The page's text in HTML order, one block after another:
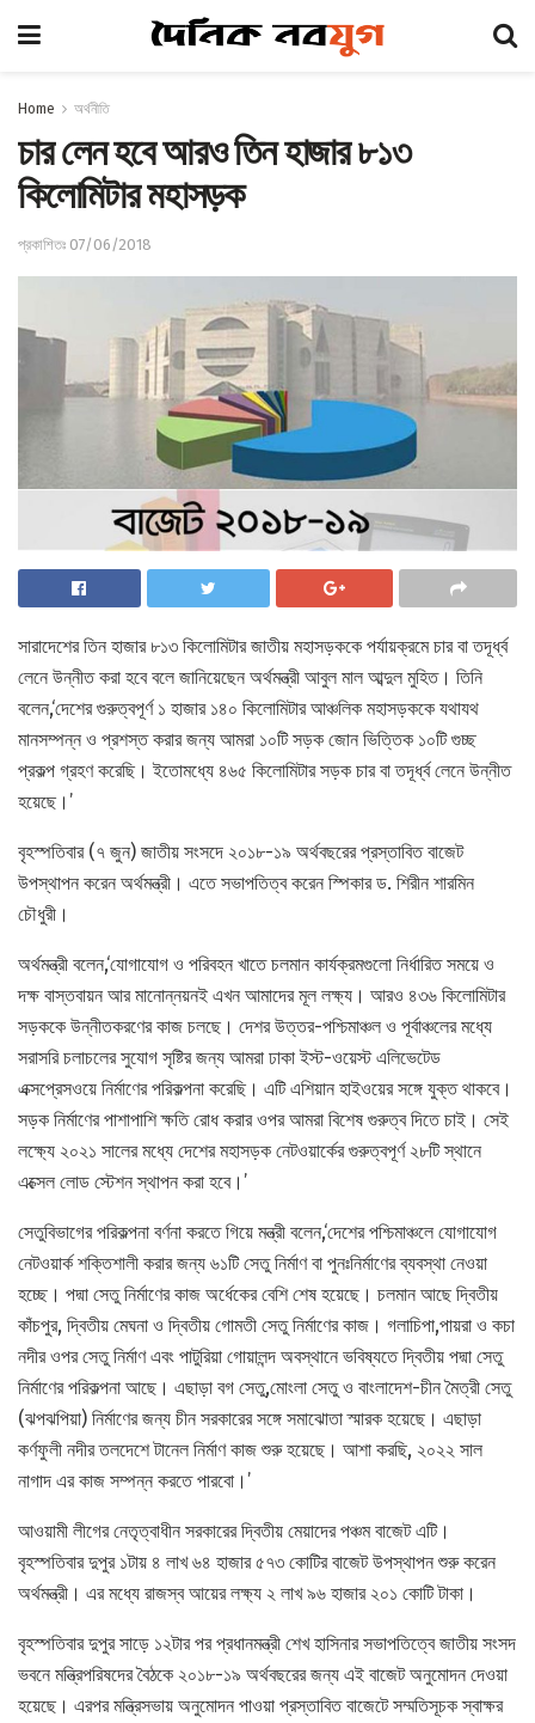
Home অর্থনীতি
চার লেন হবে আরও তিন হাজার ৮১৩
কিলোমিটার মহাসড়ক
প্রকাশিতঃ 07/06/2018
সারাদেশের তিন হাজার ৮১৩ কিলোমিটার জাতীয় মহাসড়ককে পর্যায়ক্রমে চার বা তদূর্ধ্ব
লেনে উন্নীত করা হবে বলে জানিয়েছেন অর্থমন্ত্রী আবুল মাল আব্দুল মুহিত। তিনি
বলেন,‘দেশের ‍গুরুত্বপূর্ণ ১ হাজার ১৪০ কিলোমিটার আঞ্চলিক মহাসড়ককে যথাযথ
মানসম্পন্ন ও প্রশস্ত করার জন্য আমরা ১০টি সড়ক জোন ভিত্তিক ১০টি গুচ্ছ
প্রকল্প গ্রহণ করেছি। ইতোমধ্যে ৪৬৫ কিলোমিটার সড়ক চার বা তদূর্ধ্ব লেনে উন্নীত
হয়েছে।’
বৃহস্পতিবার (৭ জুন) জাতীয় সংসদে ২০১৮-১৯ অর্থবছরের প্রস্তাবিত বাজেট
উপস্থাপন করেন অর্থমন্ত্রী। এতে সভাপতিত্ব করেন স্পিকার ড. শিরীন শারমিন
চৌধুরী।
অর্থমন্ত্রী বলেন,‘যোগাযোগ ও পরিবহন খাতে চলমান কার্যক্রমগুলো নির্ধারিত সময়ে ও
দক্ষ বাস্তবায়ন আর মানোন্নয়নই এখন আমাদের মূল লক্ষ্য। আরও ৪৩৬ কিলোমিটার
সড়ককে উন্নীতকরণের কাজ চলছে। দেশর উত্তর-পশ্চিমাঞ্চল ও পূর্বাঞ্চলের মধ্যে
সরাসরি চলাচলের সুযোগ সৃষ্টির জন্য আমরা ঢাকা ইস্ট-ওয়েস্ট এলিভেটেড
এক্সপ্রেসওয়ে নির্মাণের পরিকল্পনা করেছি। এটি এশিয়ান হাইওয়ের সঙ্গে যুক্ত থাকবে।
সড়ক নির্মাণের পাশাপাশি ক্ষতি রোধ করার ওপর আমরা বিশেষ গুরুত্ব দিতে চাই। সেই
লক্ষ্যে ২০২১ সালের মধ্যে দেশের মহাসড়ক নেটওয়ার্কের গুরুত্বপূর্ণ ২৮টি স্থানে
এক্সেল লোড স্টেশন স্থাপন করা হবে।’
সেতুবিভাগের পরিকল্পনা বর্ণনা করতে গিয়ে মন্ত্রী বলেন,‘দেশের পশ্চিমাঞ্চলে যোগাযোগ
নেটওয়ার্ক শক্তিশালী করার জন্য ৬১টি সেতু নির্মাণ বা পুনঃনির্মাণের ব্যবস্থা নেওয়া
হচ্ছে। পদ্মা সেতু নির্মাণের কাজ অর্ধেকের বেশি শেষ হয়েছে। চলমান আছে দ্বিতীয়
কাঁচপুর, দ্বিতীয় মেঘনা ও দ্বিতীয় গোমতী সেতু নির্মাণের কাজ। গলাচিপা,পায়রা ও কচা
নদীর ওপর সেতু নির্মাণ এবং পাটুরিয়া গোয়ালন্দ অবস্থানে ভবিষ্যতে দ্বিতীয় পদ্মা সেতু
নির্মাণের পরিকল্পনা আছে। এছাড়া বগ সেতু,মোংলা সেতু ও বাংলাদেশ-চীন মৈত্রী সেতু
(ঝপঝপিয়া) নির্মাণের জন্য চীন সরকারের সঙ্গে সমাঝোতা স্মারক হয়েছে। এছাড়া
কর্ণফুলী নদীর তলদেশে টানেল নির্মাণ কাজ শুরু হয়েছে। আশা করছি, ২০২২ সাল
নাগাদ এর কাজ সম্পন্ন করতে পারবো।’
আওয়ামী লীগের নেতৃত্বাধীন সরকারের দ্বিতীয় মেয়াদের পঞ্চম বাজেট এটি।
বৃহস্পতিবার দুপুর ১টায় ৪ লাখ ৬৪ হাজার ৫৭৩ কোটির বাজেট উপস্থাপন শুরু করেন
অর্থমন্ত্রী। এর মধ্যে রাজস্ব আয়ের লক্ষ্য ২ লাখ ৯৬ হাজার ২০১ কোটি টাকা।
বৃহস্পতিবার দুপুর সাড়ে ১২টার পর প্রধানমন্ত্রী শেখ হাসিনার সভাপতিত্বে জাতীয় সংসদ
ভবনে মন্ত্রিপরিষদের বৈঠকে ২০১৮-১৯ অর্থবছরের জন্য এই বাজেট অনুমোদন দেওয়া
হয়েছে। এরপর মন্ত্রিসভায় অনুমোদন পাওয়া প্রস্তাবিত বাজেটে সম্মতিসূচক স্বাক্ষর